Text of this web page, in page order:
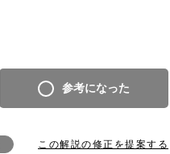
参考になった
この解説の修正を提案する